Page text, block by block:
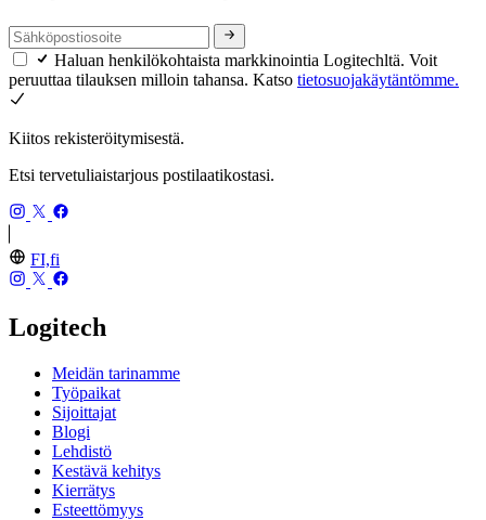
Haluan henkilökohtaista markkinointia Logitechltä. Voit
peruuttaa tilauksen milloin tahansa. Katso tietosuojakäytäntömme.
Kiitos rekisteröitymisestä.
Etsi tervetuliaistarjous postilaatikostasi.
FI,fi
Logitech
Meidän tarinamme
Työpaikat
Sijoittajat
Blogi
Lehdistö
Kestävä kehitys
Kierrätys
Esteettömyys